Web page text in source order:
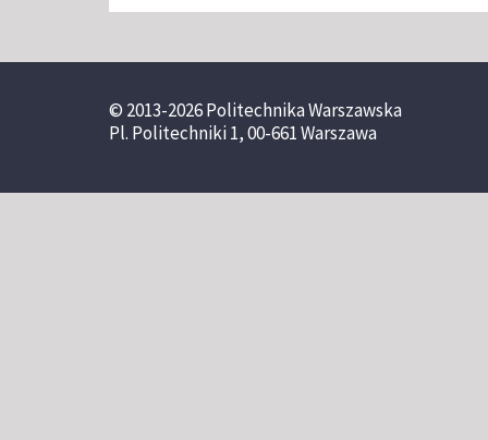
© 2013-2026 Politechnika Warszawska
Pl. Politechniki 1, 00-661 Warszawa